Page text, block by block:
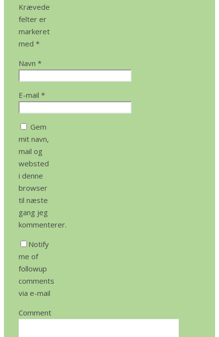
Krævede
felter er
markeret
med *
Navn *
E-mail *
Gem
mit navn,
mail og
websted
i denne
browser
til næste
gang jeg
kommenterer.
Notify
me of
followup
comments
via e-mail
Comment